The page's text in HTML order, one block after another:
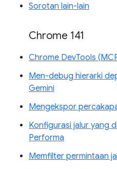
Sorotan lain-lain
Chrome 141
Chrome DevTools
Men-debug hierarki
Gemini
Mengekspor
Konfigurasi jalur yang
Performa
Memfilter permintaan